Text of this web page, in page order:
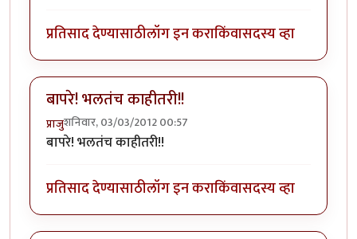
प्रतिसाद देण्यासाठीलॉग इन कराकिंवासदस्य व्हा
बापरे! भलतंच काहीतरी!!
प्राजुशनिवार, 03/03/2012 00:57
बापरे! भलतंच काहीतरी!!
प्रतिसाद देण्यासाठीलॉग इन कराकिंवासदस्य व्हा